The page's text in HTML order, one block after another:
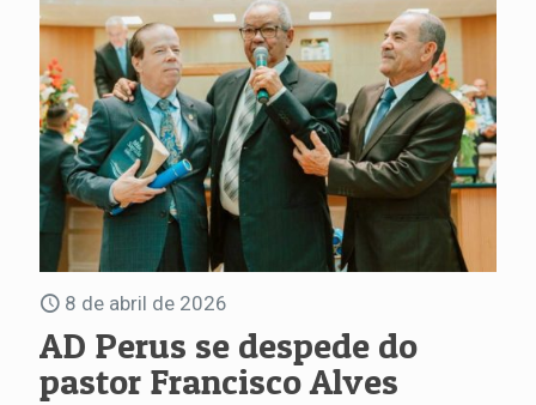
8 de abril de 2026
AD Perus se despede do
pastor Francisco Alves